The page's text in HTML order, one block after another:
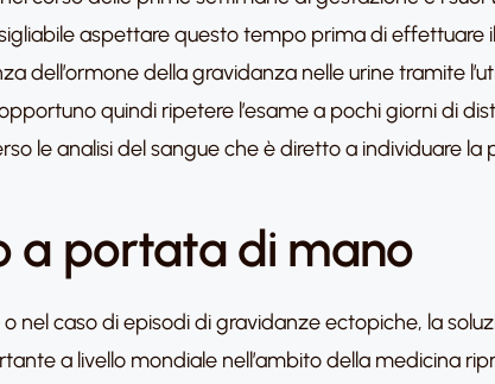
aspettare questo tempo prima di effettuare
dell’ormone della gravidanza nelle urine tramite
quindi ripetere l’esame a pochi giorni di
le analisi del sangue che è diretto a individuare
a portata di mano
nel caso di episodi di gravidanze ectopiche, la
a livello mondiale nell’ambito della medicina